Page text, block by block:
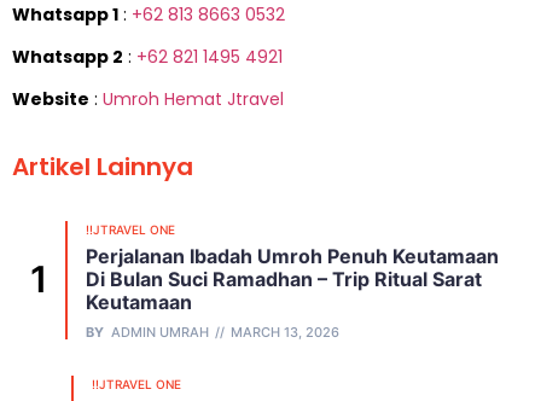
Whatsapp 1 : +62 813 8663 0532
Whatsapp 2 : +62 821 1495 4921
Website : Umroh Hemat Jtravel
Artikel Lainnya
!!JTRAVEL ONE
Perjalanan Ibadah Umroh Penuh Keutamaan
Di Bulan Suci Ramadhan – Trip Ritual Sarat
Keutamaan
BY ADMIN UMRAH MARCH 13, 2026
!!JTRAVEL ONE